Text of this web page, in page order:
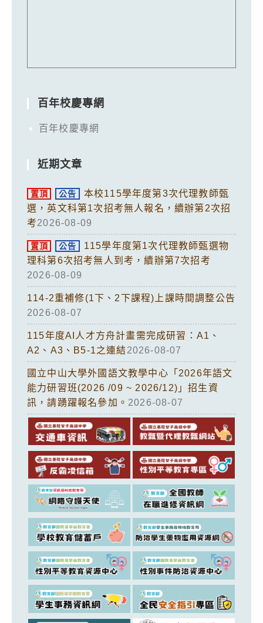
百年校慶專網
百年校慶專網
近期文章
置頂 公告
本校115學年度第3次代理教師甄
選，英文科第1次招考無人報名，續辦第2次招
考2026-08-09
置頂 公告
115學年度第1次代理教師甄選物
理科第6次招考無人到考，續辦第7次招考
2026-08-09
114-2重補修(1下、2下課程)上課時間調整公告
2026-08-07
115年度AI人才方舟計畫需完成研習：A1、
A2、A3、B5-1之連結2026-08-07
國立中山大學外國語文教學中心「2026年語文
能力研習班(2026 /09 ~ 2026/12)」招生資
訊，請踴躍報名參加。 2026-08-07